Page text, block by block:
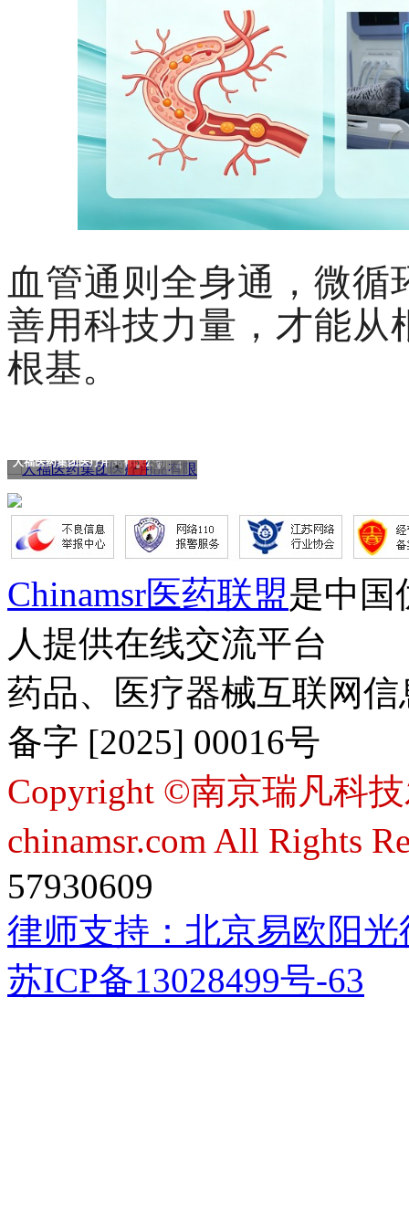
血管通则全身通，微
善用科技力量，才能从
根基。
人福医药集团医疗用品有限公司
1 2 3 4
Chinamsr医药联盟是中国
人提供在线交流平台
药品、医疗器械互联网
备字 [2025] 00016号
Copyright ©南京瑞凡科
chinamsr.com All Rights
57930609
律师支持： 北京易欧阳
苏ICP备13028499号-63